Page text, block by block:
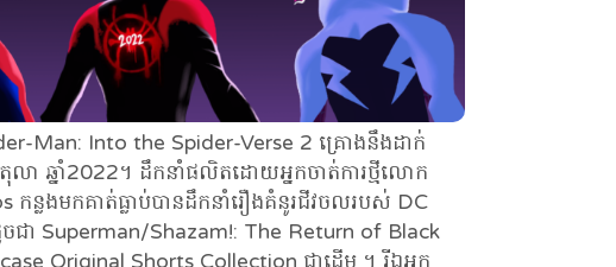
Man: Into the Spider-Verse 2 គ្រោងនឹងដាក់
តុលា ឆ្នាំ2022។ ដឹកនាំផលិតដោយអ្នកចាត់ការថ្មីលោក
កន្លងមកគាត់ធ្លាប់បានដឹកនាំរឿងគំនូរជីវចលរបស់ DC
ដូចជា Superman/Shazam!: The Return of Black
Original Shorts Collection ជាដើម ។ រីឯអ្នក